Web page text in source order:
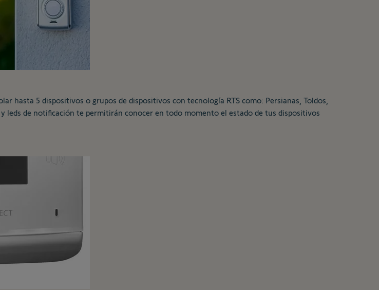
5 dispositivos o grupos de dispositivos con tecnología RTS como: Persianas, Toldos,
leds de notificación te permitirán conocer en todo momento el estado de tus dispositivos